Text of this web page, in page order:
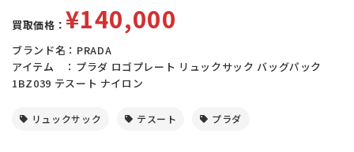
買取価格： ¥140,000
ブランド名：PRADA
アイテム ：プラダ ロゴプレート リュックサック バッグパック
1BZ039 テスート ナイロン
リュックサック テスート プラダ